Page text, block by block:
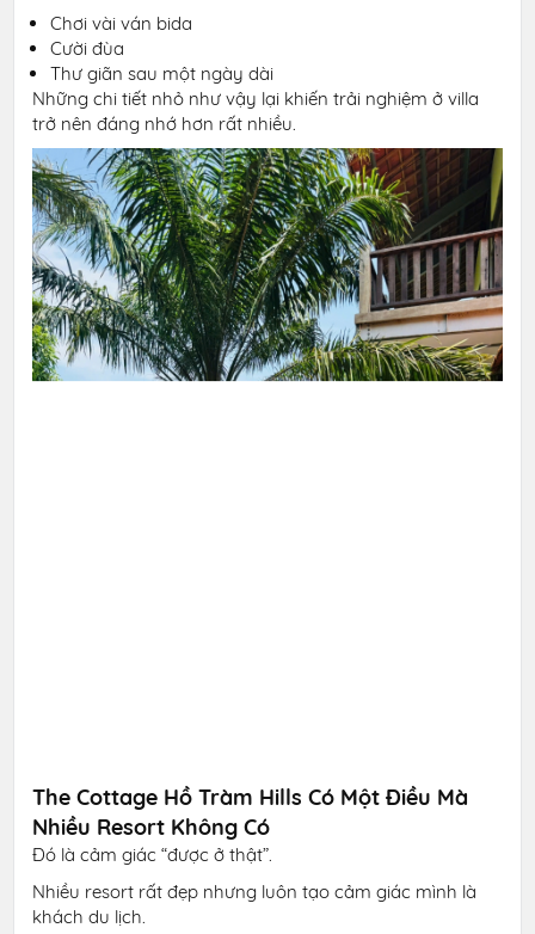
Chơi vài ván bida
Cười đùa
Thư giãn sau một ngày dài
Những chi tiết nhỏ như vậy lại khiến trải nghiệm ở villa
trở nên đáng nhớ hơn rất nhiều.
The Cottage Hồ Tràm Hills Có Một Điều Mà
Nhiều Resort Không Có
Đó là cảm giác “được ở thật”.
Nhiều resort rất đẹp nhưng luôn tạo cảm giác mình là
khách du lịch.